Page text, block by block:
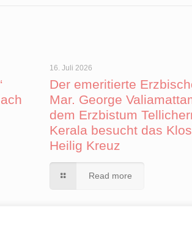
16. Juli 2026
Der emeritierte
Mar. George
dem Erzbistum
Kerala besucht das
Heilig Kreuz
Read more